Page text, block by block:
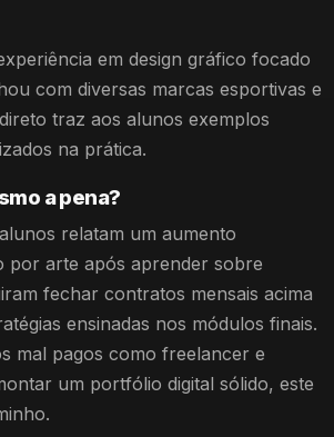
em design gráfico focado
com diversas marcas esportivas e
traz aos alunos exemplos
na prática.
a pena?
relatam um aumento
por arte após aprender sobre
fechar contratos mensais acima
ensinadas nos módulos finais.
mal pagos como freelancer e
um portfólio digital sólido, este